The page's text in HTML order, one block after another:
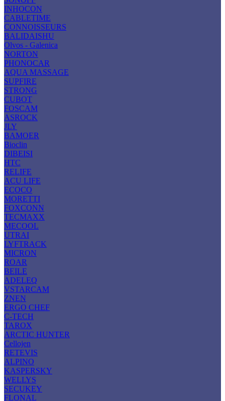
INHOCON
CABLETIME
CONNOISSEURS
BALIDAISHU
Olvos - Galenica
NORTON
PHONOCAR
AQUA MASSAGE
SUPFIRE
STRONG
CUBOT
FOSCAM
ASROCK
JLY
BAMOER
Bioclin
DIBEISI
HTC
RELIFE
ACU LIFE
ECOCO
MORETTI
FOXCONN
TECMAXX
MECOOL
UTRAI
LYFTRACK
MICRON
ROAR
BEILE
ADELEQ
VSTARCAM
ZNEN
ERGO CHEF
C-TECH
TAROX
ARCTIC HUNTER
Cellojen
RETEVIS
ALPINO
KASPERSKY
WELLYS
SECUKEY
FLONAL